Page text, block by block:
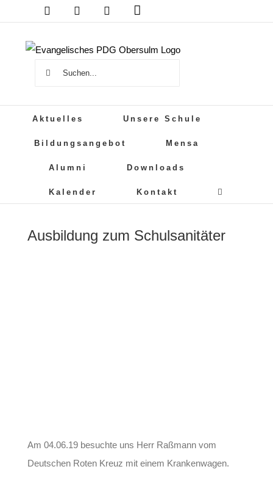
springen
DSB MensaPDG
Cloud PDG
Instagram
Suche
Aktuelles Unsere Schule
Bildungsangebot Mensa
Alumni Downloads
Kalender Kontakt
Ausbildung zum Schulsanitäter
Am 04.06.19 besuchte uns Herr Raßmann vom
Deutschen Roten Kreuz mit einem Krankenwagen.